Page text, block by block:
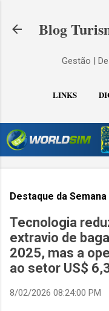
Blog
Gestão |
LINKS
Destaque da Semana
Tecnologia
extravio de
2025, mas a
ao setor US$
8/02/2026 08:24:00 PM